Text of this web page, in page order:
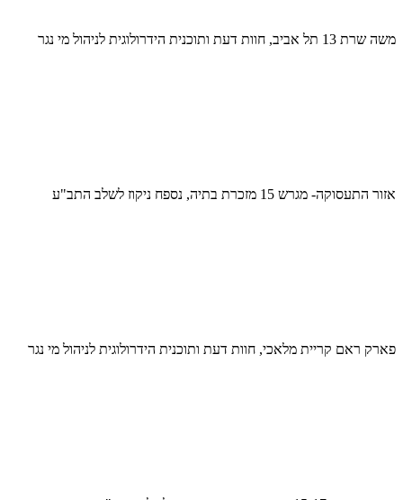
משה שרת 13 תל אביב, חוות דעת ותוכנית הידרולוגית לניהול מי נגר
אזור התעסוקה- מגרש 15 מזכרת בתיה, נספח ניקוז לשלב התב"ע
פארק ראם קריית מלאכי, חוות דעת ותוכנית הידרולוגית לניהול מי נגר